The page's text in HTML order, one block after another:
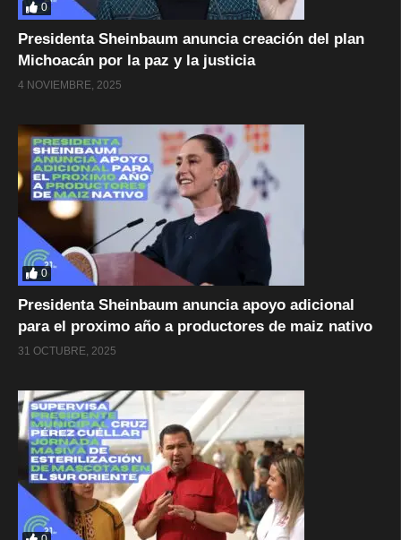
0
Presidenta Sheinbaum anuncia creación del plan
Michoacán por la paz y la justicia
4 NOVIEMBRE, 2025
0
Presidenta Sheinbaum anuncia apoyo adicional
para el proximo año a productores de maiz nativo
31 OCTUBRE, 2025